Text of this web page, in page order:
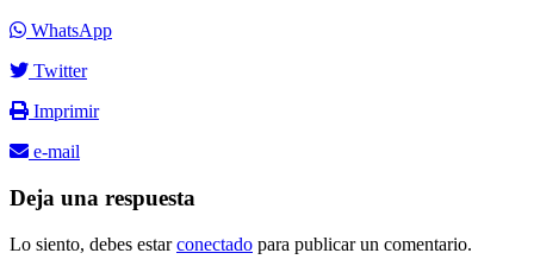
WhatsApp
Twitter
Imprimir
e-mail
Deja una respuesta
Lo siento, debes estarconectado para publicar un comentario.